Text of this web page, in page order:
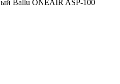
Ballu ONEAIR ASP-100